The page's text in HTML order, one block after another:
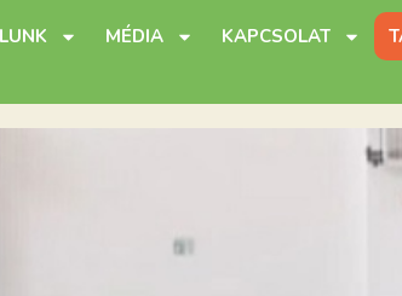
MÉDIA KAPCSOLAT